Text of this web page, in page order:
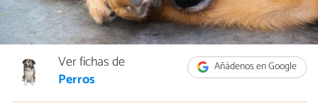
Añádenos en Google
Ver fichas de
Perros